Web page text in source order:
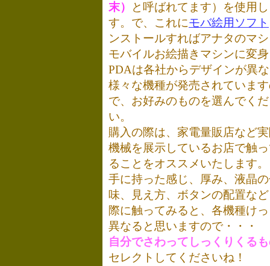
末）
と呼ばれてます）を使用
す。で、これにモバ絵用ソフト
ンストールすればアナタのマ
モバイルお絵描きマシンに変
PDAは各社からデザインが異
様々な機種が発売されていま
で、お好みのものを選んでく
い。
購入の際は、家電量販店など
機械を展示しているお店で触
ることをオススメいたします。
手に持った感じ、厚み、液晶
味、見え方、ボタンの配置な
際に触ってみると、各機種け
異なると思いますので・・・
自分でさわってしっくりくる
セレクトしてくださいね！